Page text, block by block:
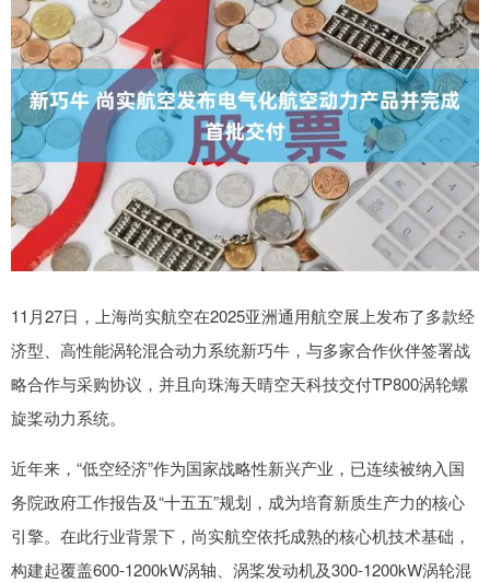
11月27日，上海尚实航空在2025亚洲通用航空展上发布了多款经
济型、高性能涡轮混合动力系统新巧牛，与多家合作伙伴签署战
略合作与采购协议，并且向珠海天晴空天科技交付TP800涡轮螺
旋桨动力系统。
近年来，“低空经济”作为国家战略性新兴产业，已连续被纳入国
务院政府工作报告及“十五五”规划，成为培育新质生产力的核心
引擎。在此行业背景下，尚实航空依托成熟的核心机技术基础，
构建起覆盖600-1200kW涡轴、涡桨发动机及300-1200kW涡轮混